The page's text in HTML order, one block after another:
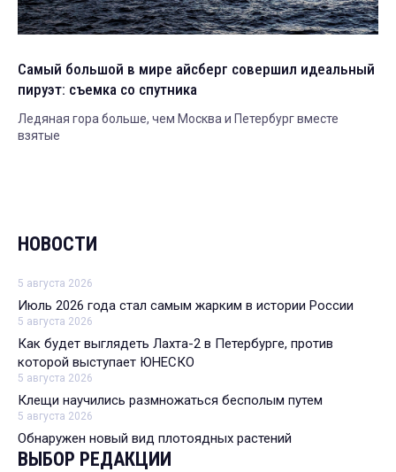
Самый большой в мире айсберг совершил идеальный
пируэт: съемка со спутника
Ледяная гора больше, чем Москва и Петербург вместе
взятые
НОВОСТИ
5 августа 2026
Июль 2026 года стал самым жарким в истории России
5 августа 2026
Как будет выглядеть Лахта-2 в Петербурге, против
которой выступает ЮНЕСКО
5 августа 2026
Клещи научились размножаться бесполым путем
5 августа 2026
Обнаружен новый вид плотоядных растений
ВЫБОР РЕДАКЦИИ